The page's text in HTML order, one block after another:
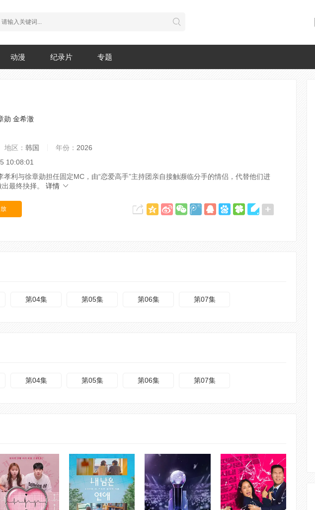
动漫 纪录片 专题
勋 金希澈
地区： 韩国 年份： 2026
10:08:01
孝利与徐章勋担任固定MC，由“恋爱高手”主持团亲自接触濒临分手的情侣，代替他们进
最终抉择。
详情
第04集 第05集 第06集 第07集
第04集 第05集 第06集 第07集